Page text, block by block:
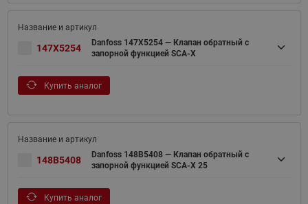
147X5254
Danfoss 147X5254 — Клапан обратный с
запорной функцией SCA-X
Купить аналог
148B5408
Danfoss 148B5408 — Клапан обратный с
запорной функцией SCA-X 25
Купить аналог